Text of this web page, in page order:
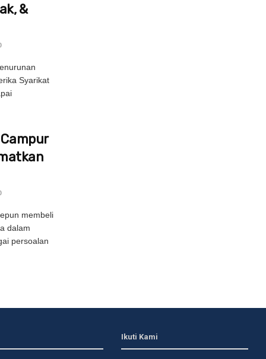
&
Syarikat
membeli
dalam
persoalan
Ikuti Kami